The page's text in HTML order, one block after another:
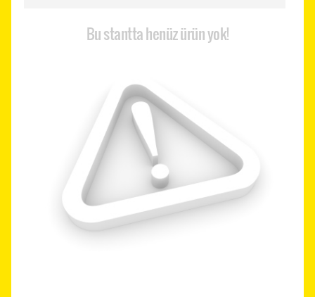
Bu stantta henüz ürün yok!